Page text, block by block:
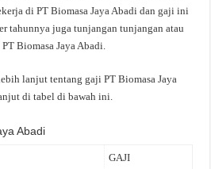
di PT Biomasa Jaya Abadi dan gaji ini
tahunnya juga tunjangan tunjangan atau
Biomasa Jaya Abadi.
lanjut tentang gaji PT Biomasa Jaya
di tabel di bawah ini.
Abadi
GAJI